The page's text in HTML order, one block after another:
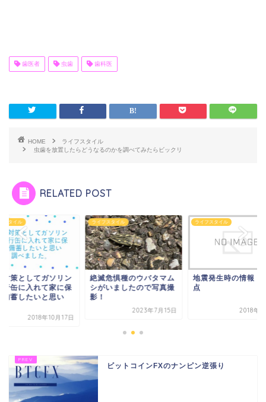
歯医者 虫歯 歯科医
HOME
ライフスタイル
虫歯を放置したらどうなるのかを調べてみたらビックリ
RELATED POST
スタイル
危惧種のウバタマム
いましたので写真撮
ライフスタイル
地震発生時の情報・注意
点
2018年9月6日
ライフスタイル
災害対策としてガソ
を携行缶に入れて家
ビットコインFXのナンピン逆張り